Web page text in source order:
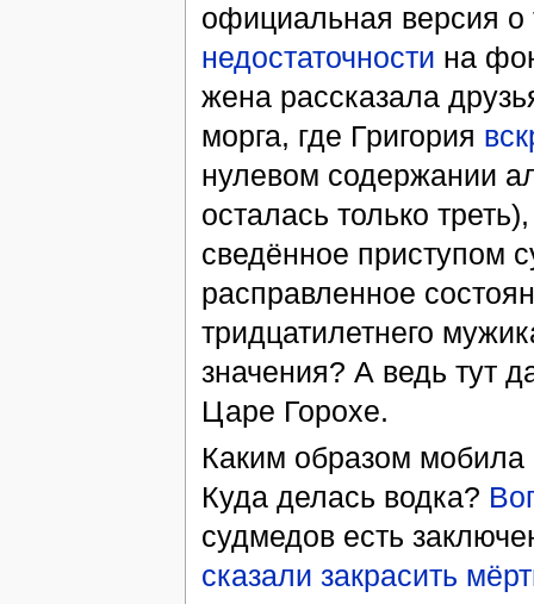
официальная версия о
недостаточности на
жена рассказала
морга, где Григория
нулевом содержании
осталась только
сведённое приступом
расправленное
тридцатилетнего
значения? А ведь тут
Царе Горохе.
Каким образом мобила
Куда делась водка?
судмедов есть
сказали закрасить